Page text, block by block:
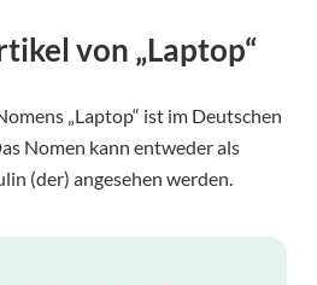
von „Laptop“
„Laptop“ ist im Deutschen
Nomen kann entweder als
(der) angesehen werden.